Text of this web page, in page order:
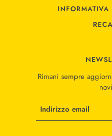
INFORMATIVA
Rimani sempre
Indirizzo email
Questo sito è